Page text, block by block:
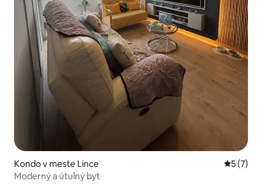
Kondo v meste Lince
5 (7)
Moderný a útulný byt